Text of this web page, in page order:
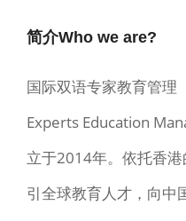
简介Who we are?
国际双语专家教育管
Experts Education
立于2014年。依托香
引全球教育人才，向中